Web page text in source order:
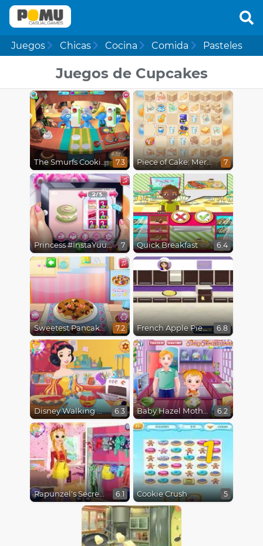
Juegos Chicas Cocina Comida Pasteles
Juegos de Cupcakes
The Smurfs Cooking 7.3 Piece of Cake: Merge & Bake 7
Princess #InstaYuuum Macarons & Flowers 7 Quick Breakfast 6.4
Sweetest Pancake Challenge 7.2 French Apple Pie Vegan 6.8
Disney Walking Tour 6.3 Baby Hazel Mothers Day 6.2
Rapunzel's Secret Garden 6.1
1
Cookie Crush 5